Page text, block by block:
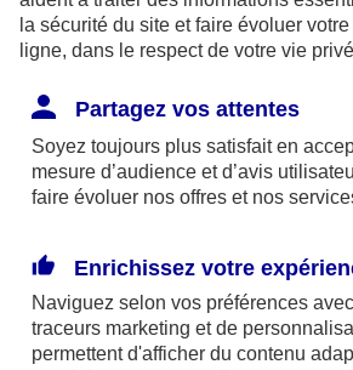
Bon à savoir
L’offre Soutien Maladies
jusqu’à 14 pathologies :
du myocarde, Maladie de
Insuffisance rénale dyalisée ,
Insuffisance respiratoire
grave, Insuffisance
Coma, Brûlures graves,
Maladie de Charcot, Maladie
la sécurité du site et faire évoluer
ligne, dans le respect de votre vie
Partagez vos attentes
Soyez toujours plus satisfait en
mesure d’audience et d’avis
faire évoluer nos offres et nos
Enrichissez votre
Naviguez selon vos préférences
traceurs marketing et de
permettent d'afficher du contenu